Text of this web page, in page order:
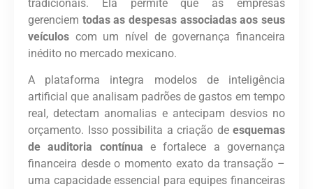
tradicionais. Ela permite que as empresas
gerenciem todas as despesas associadas aos seus
veículos com um nível de governança financeira
inédito no mercado mexicano.
A plataforma integra modelos de inteligência
artificial que analisam padrões de gastos em tempo
real, detectam anomalias e antecipam desvios no
orçamento. Isso possibilita a criação de esquemas
de auditoria contínua e fortalece a governança
financeira desde o momento exato da transação –
uma capacidade essencial para equipes financeiras